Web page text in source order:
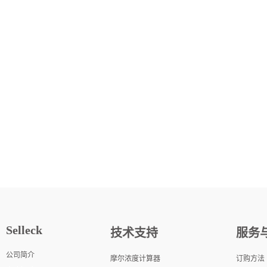
Selleck
公司简介
技术支持
摩尔浓度计算器
服务
订购方法